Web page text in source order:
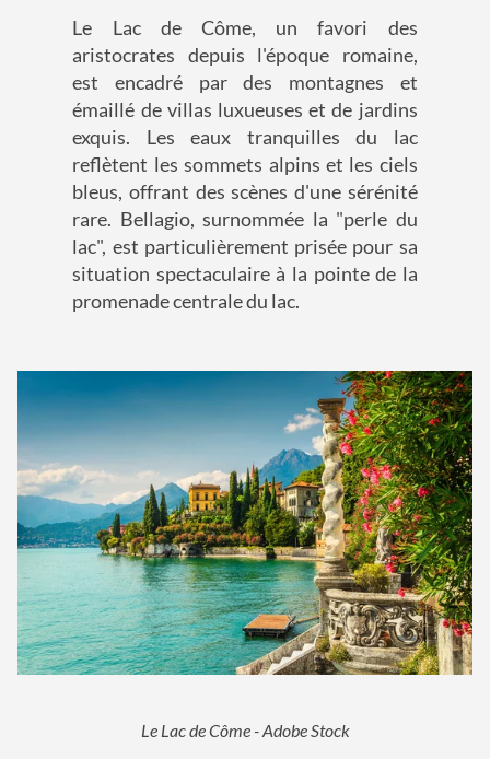
Le Lac de Côme, un favori des
aristocrates depuis l'époque romaine,
est encadré par des montagnes et
émaillé de villas luxueuses et de jardins
exquis. Les eaux tranquilles du lac
reflètent les sommets alpins et les ciels
bleus, offrant des scènes d'une sérénité
rare. Bellagio, surnommée la "perle du
lac", est particulièrement prisée pour sa
situation spectaculaire à la pointe de la
promenade centrale du lac.
Le Lac de Côme - Adobe Stock